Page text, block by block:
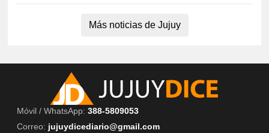
Más noticias de Jujuy
Móvil / WhatsApp: 388-5809053
Correo: jujuydicediario@gmail.com